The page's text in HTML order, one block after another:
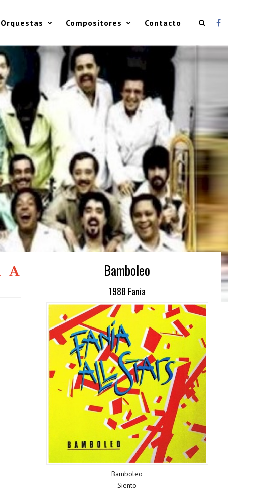
Orquestas Compositores Contacto
Bamboleo
1988 Fania
Bamboleo
Siento